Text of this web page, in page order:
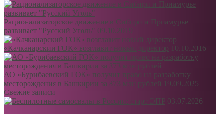
Рационализаторское движение в Сибири и Приамурье
развивает "Русский Уголь" 09.10.2019
«Качканарский ГОК» возглавит новый директор 10.10.2016
АО «Бурибаевский ГОК» получит право на разработку
месторождения в Башкирии за 873 млн рублей 19.09.2025
Свежие записи
03.07.2026